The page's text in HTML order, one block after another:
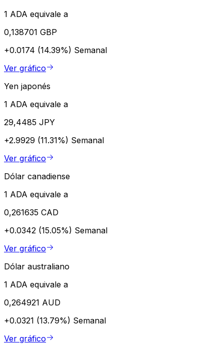
1 ADA equivale a
0,138701 GBP
+0.0174 (14.39%) Semanal
Ver gráfico
Yen japonés
1 ADA equivale a
29,4485 JPY
+2.9929 (11.31%) Semanal
Ver gráfico
Dólar canadiense
1 ADA equivale a
0,261635 CAD
+0.0342 (15.05%) Semanal
Ver gráfico
Dólar australiano
1 ADA equivale a
0,264921 AUD
+0.0321 (13.79%) Semanal
Ver gráfico